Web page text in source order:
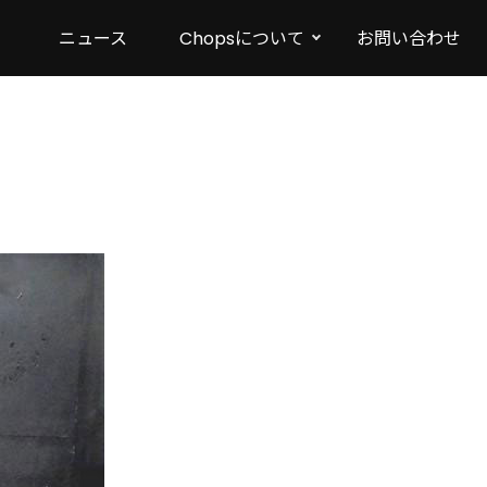
ニュース Chopsについて お問い合わせ